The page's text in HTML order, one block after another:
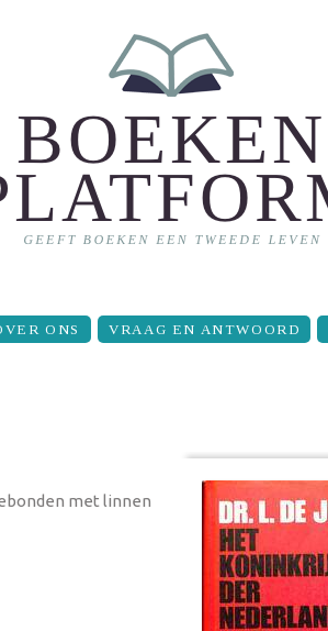
ONS VRAAG EN ANTWOORD
met linnen